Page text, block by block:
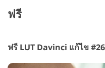
ฟรี
ฟรี LUT Davinci แก้ไข